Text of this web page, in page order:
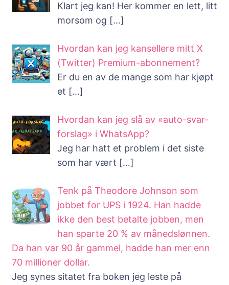
Klart jeg kan! Her kommer en lett, litt
morsom og […]
Hvordan kan jeg kansellere mitt X
(Twitter) Premium-abonnement?
Er du en av de mange som har kjøpt
et […]
Hvordan kan jeg slå av «auto-svar-
forslag» i WhatsApp?
Jeg har hatt et problem i det siste
som har vært […]
Tenk på Theodore Johnson som
jobbet for UPS i 1924. Han hadde
ikke den best betalte jobben, men
han sparte 20 % av månedslønnen.
Da han var 90 år gammel, hadde han mer enn
70 millioner dollar.
Jeg synes sitatet fra boken jeg leste på